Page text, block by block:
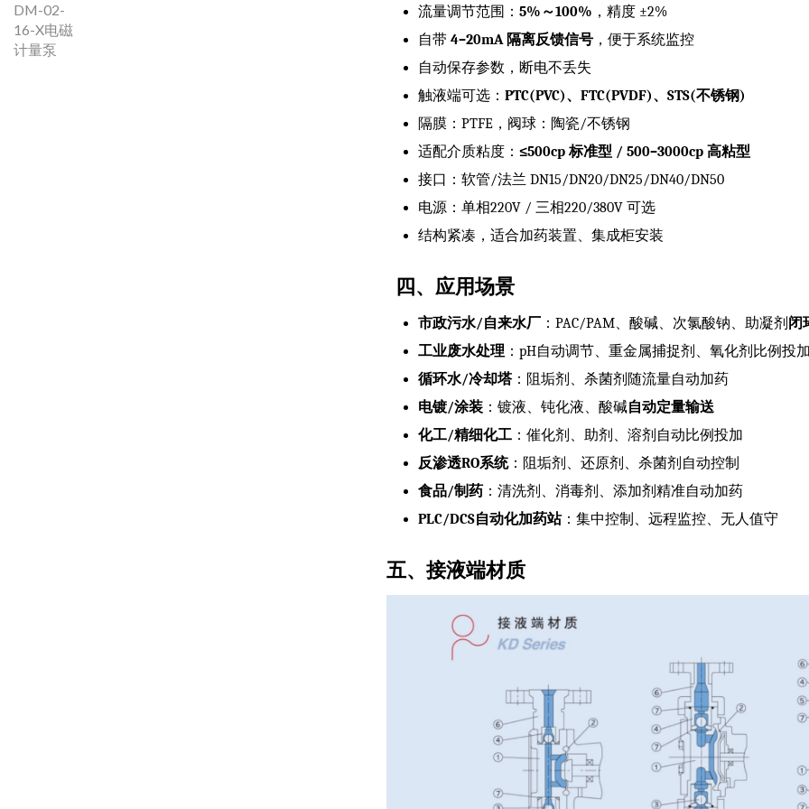
流量调节范围：5%～100% ，精度 ±2%
自带4–20mA 隔离反馈信号 ，便于系统监控
自动保存参数，断电不丢失
触液端可选：PTC(PVC)、FTC(PVDF)、STS(不锈钢)
隔膜：PTFE，阀球：陶瓷/不锈钢
适配介质粘度：≤500cp 标准型 / 500–3000cp 高粘型
接口：软管/法兰 DN15/DN20/DN25/DN40/DN50
电源：单相220V / 三相220/380V 可选
结构紧凑，适合加药装置、集成柜安装
四、应用场景
市政污水/自来水厂 ：PAC/PAM、酸碱、次氯酸钠、助凝剂 闭
工业废水处理 ：pH自动调节、重金属捕捉剂、氧化剂比例投加
循环水/冷却塔：阻垢剂、杀菌剂随流量自动加药
电镀/涂装 ：镀液、钝化液、酸碱自动定量输送
化工/精细化工 ：催化剂、助剂、溶剂自动比例投加
反渗透RO系统：阻垢剂、还原剂、杀菌剂自动控制
食品/制药 ：清洗剂、消毒剂、添加剂精准自动加药
PLC/DCS自动化加药站：集中控制、远程监控、无人值守
五、接液端材质